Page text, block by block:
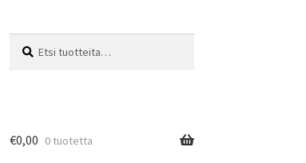
€0,00 0 tuotetta